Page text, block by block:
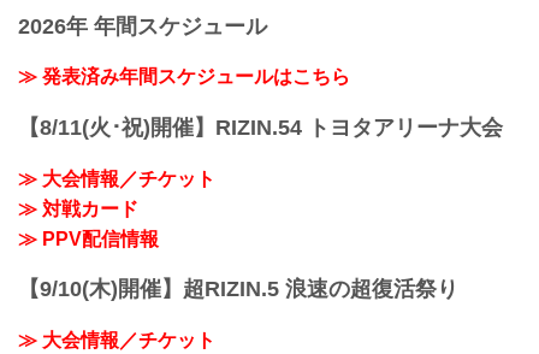
＼
�：沖縄アリーナ
�チケット一般発売 10/31(日)~
pic.twitter.com/pq0DaikQpC
2021年11月20日（土）12:30開場 / 14:00
2026年 年間スケジュール
≫ 発表済み年間スケジュールはこちら
【8/11(火･祝)開催】RIZIN.54 トヨタアリーナ大会
≫ 大会情報／チケット
≫ 対戦カード
≫ PPV配信情報
【9/10(木)開催】超RIZIN.5 浪速の超復活祭り
≫ 大会情報／チケット